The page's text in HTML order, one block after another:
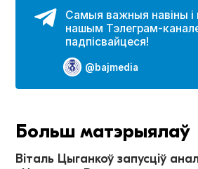
Самыя важныя навіны
нашым Тэлеграм-
падпісвайцеся!
@bajmedia
Больш матэрыялаў
Віталь Цыганкоў запусціў